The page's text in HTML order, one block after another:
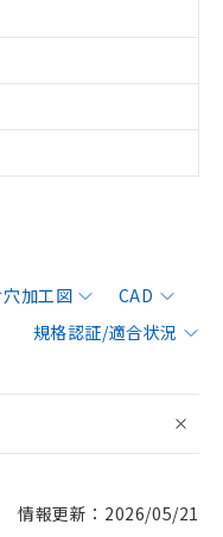
加工図
CAD
規格認証/適合状況
情報更新：2026/05/21